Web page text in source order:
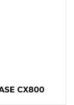
CX800